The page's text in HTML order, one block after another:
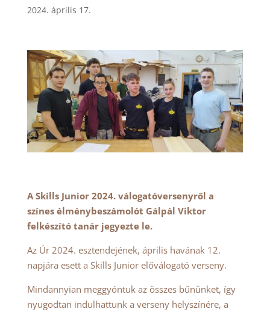
2024. április 17.
A Skills Junior 2024. válogatóversenyről a
színes élménybeszámolót Gálpál Viktor
felkészító tanár jegyezte le.
Az Úr 2024. esztendejének, április havának 12.
napjára esett a Skills Junior előválogató verseny.
Mindannyian meggyóntuk az összes bűnünket, így
nyugodtan indulhattunk a verseny helyszínére, a